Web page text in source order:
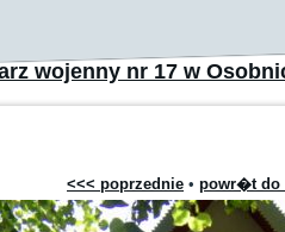
wojenny nr 17 w
<<< poprzednie • powr�t do